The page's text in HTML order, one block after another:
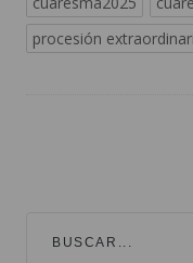
procesión